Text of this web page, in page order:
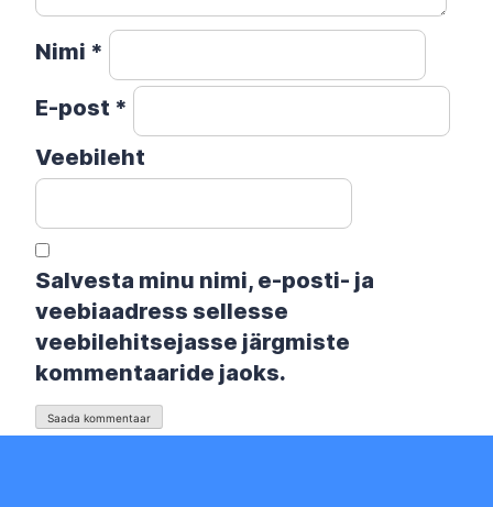
Nimi *
E-post *
Veebileht
Salvesta minu nimi, e-posti- ja
veebiaadress sellesse
veebilehitsejasse järgmiste
kommentaaride jaoks.